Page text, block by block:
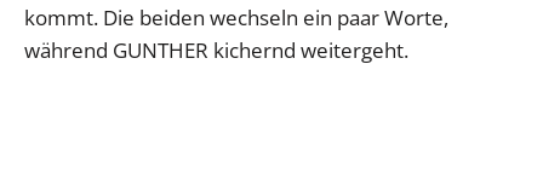
kommt. Die beiden wechseln ein paar Worte,
während GUNTHER kichernd weitergeht.